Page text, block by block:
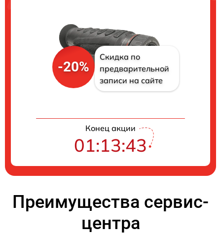
-20%
Скидка по
предварительной
записи на сайте
Конец акции
01:13:42
Преимущества сервис-
центра